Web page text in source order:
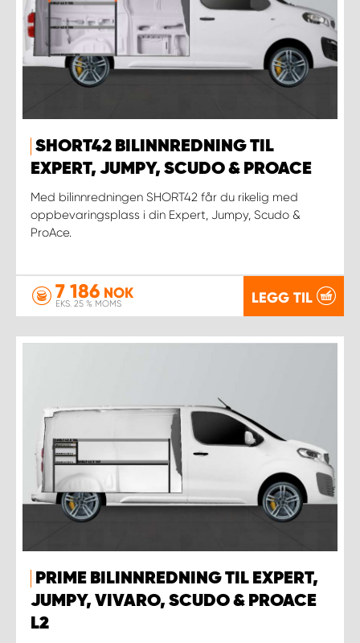
SHORT42 BILINNREDNING TIL
EXPERT, JUMPY, SCUDO & PROACE
Med bilinnredningen SHORT42 får du rikelig med
oppbevaringsplass i din Expert, Jumpy, Scudo &
ProAce.
7 186 NOK
EKS. 25 % MOMS LEGG TIL
PRIME BILINNREDNING TIL EXPERT,
JUMPY, VIVARO, SCUDO & PROACE
L2